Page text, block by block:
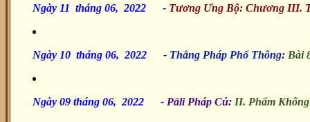
Ngày 11 tháng 06, 2022 - Tương Ưng Bộ: Chương III.
Ngày 10 tháng 06, 2022 - Thắng Pháp Phổ Thông: Bài
Ngày 09 tháng 06, 2022 - Pāli Pháp Cú: II. Phẩm